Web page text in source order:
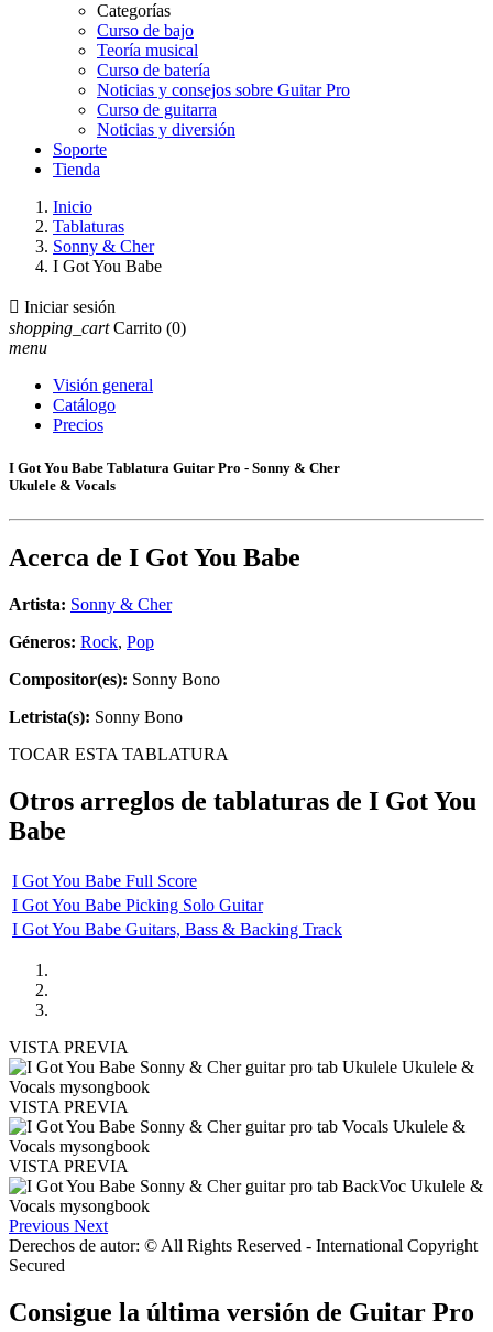
Categorías
Curso de bajo
Teoría musical
Curso de batería
Noticias y consejos sobre Guitar Pro
Curso de guitarra
Noticias y diversión
Soporte
Tienda
Inicio
Tablaturas
Sonny & Cher
I Got You Babe
 Iniciar sesión
shopping_cart Carrito (0)
menu
Visión general
Catálogo
Precios
I Got You Babe Tablatura Guitar Pro - Sonny & Cher
Ukulele & Vocals
Acerca de I Got You Babe
Artista: Sonny & Cher
Géneros: Rock, Pop
Compositor(es): Sonny Bono
Letrista(s): Sonny Bono
TOCAR ESTA TABLATURA
Otros arreglos de tablaturas de I Got You
Babe
I Got You Babe Full Score
I Got You Babe Picking Solo Guitar
I Got You Babe Guitars, Bass & Backing Track
VISTA PREVIA
VISTA PREVIA
VISTA PREVIA
Previous Next
Derechos de autor: © All Rights Reserved - International Copyright
Secured
Consigue la última versión de Guitar Pro